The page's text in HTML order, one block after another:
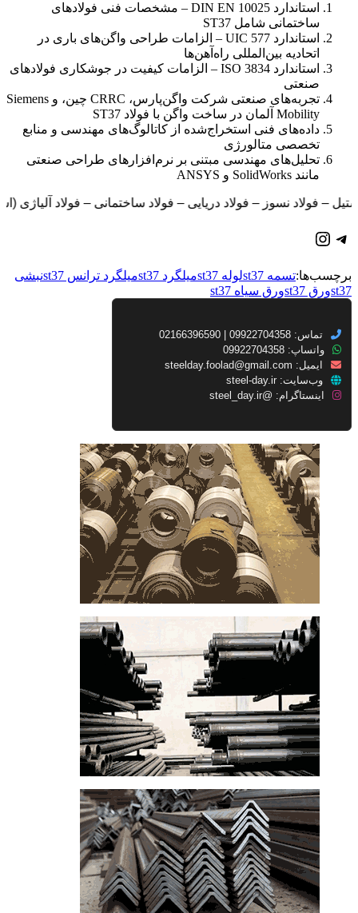
استاندارد DIN EN 10025 – مشخصات فنی فولادهای
ساختمانی شامل ST37
استاندارد UIC 577 – الزامات طراحی واگن‌های باری در
اتحادیه بین‌المللی راه‌آهن‌ها
استاندارد ISO 3834 – الزامات کیفیت در جوشکاری فولادهای
صنعتی
تجربه‌های صنعتی شرکت واگن‌پارس، CRRC چین، و Siemens
Mobility آلمان در ساخت واگن با فولاد ST37
داده‌های فنی استخراج‌شده از کاتالوگ‌های مهندسی و منابع
تخصصی متالورژی
تحلیل‌های مهندسی مبتنی بر نرم‌افزارهای طراحی صنعتی
مانند SolidWorks و ANSYS
انواع استیل – فولاد نسوز – فولاد دریایی – فولاد ساختمانی – فولاد آلیاژی
تلگراماینستاگرم
برچسب‌ها:تسمه st37 لوله st37 میلگرد st37 میلگرد ترانس st37
نبشی
st37ورق st37 ورق سیاه st37
تماس: 09922704358 | 02166396590
واتساپ: 09922704358
ایمیل: steelday.foolad@gmail.com
وب‌سایت: steel-day.ir
اینستاگرام: @steel_day.ir